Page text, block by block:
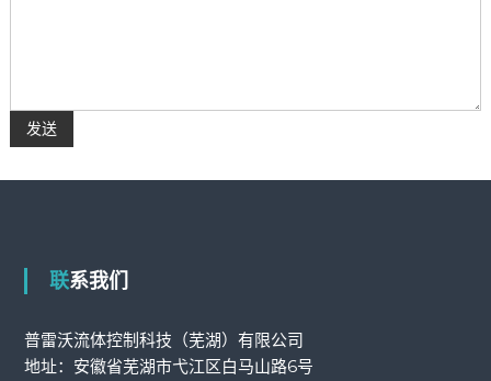
联系我们
普雷沃流体控制科技（芜湖）有限公司
地址：安徽省芜湖市弋江区白马山路6号